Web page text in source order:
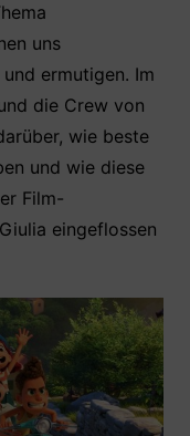
uns
ermutigen. Im
die Crew von
wie beste
und wie diese
Film-
eingeflossen